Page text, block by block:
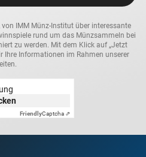
IMM Münz-Institut über interessante
rund um das Münzsammeln bei
zu werden. Mit dem Klick auf „Jetzt
Ihre Informationen im Rahmen unserer
FriendlyCaptcha ⇗